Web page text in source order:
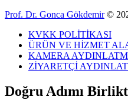
Prof. Dr. Gonca Gökdemir©
KVKK POLİTİKASI
ÜRÜN VE HİZMET
KAMERA
ZİYARETÇİ
Doğru Adımı